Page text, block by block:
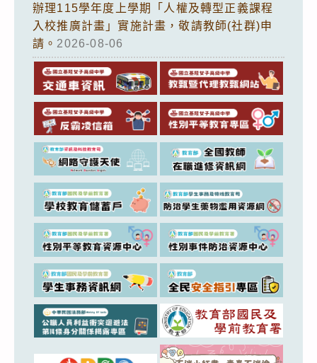
辦理115學年度上學期「人權及轉型正義課程
入校推廣計畫」實施計畫，敬請教師(社群)申
請。 2026-08-06